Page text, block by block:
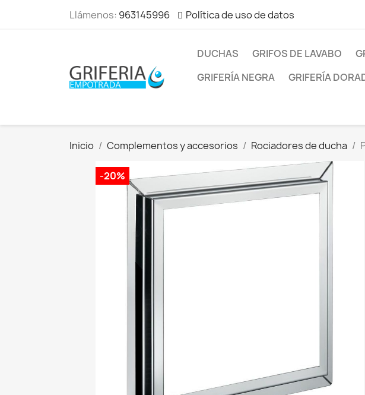
Llámenos: 963145996 Política de uso de datos
DUCHAS GRIFOS DE LAVABO
GRIFERÍA NEGRA
GRIFERÍA
Inicio Complementos y accesorios Rociadores de ducha
-20%